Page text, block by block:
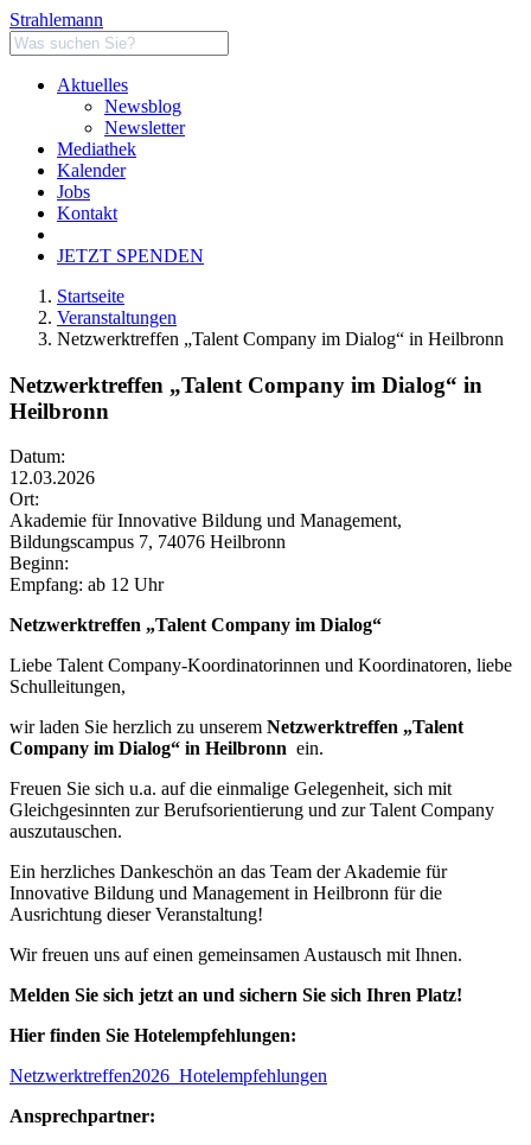
Strahlemann
Aktuelles
Newsblog
Newsletter
Mediathek
Kalender
Jobs
Kontakt
JETZT SPENDEN
Startseite
Veranstaltungen
Netzwerktreffen „Talent Company im Dialog“ in Heilbronn
Netzwerktreffen „Talent Company im Dialog“ in
Heilbronn
Datum:
12.03.2026
Ort:
Akademie für Innovative Bildung und Management,
Bildungscampus 7, 74076 Heilbronn
Beginn:
Empfang: ab 12 Uhr
Netzwerktreffen „Talent Company im Dialog“
Liebe Talent Company-Koordinatorinnen und Koordinatoren, liebe
Schulleitungen,
wir laden Sie herzlich zu unserem Netzwerktreffen „Talent
Company im Dialog“ in Heilbronn ein.
Freuen Sie sich u.a. auf die einmalige Gelegenheit, sich mit
Gleichgesinnten zur Berufsorientierung und zur Talent Company
auszutauschen.
Ein herzliches Dankeschön an das Team der Akademie für
Innovative Bildung und Management in Heilbronn für die
Ausrichtung dieser Veranstaltung!
Wir freuen uns auf einen gemeinsamen Austausch mit Ihnen.
Melden Sie sich jetzt an und sichern Sie sich Ihren Platz!
Hier finden Sie Hotelempfehlungen:
Netzwerktreffen2026_Hotelempfehlungen
Ansprechpartner: